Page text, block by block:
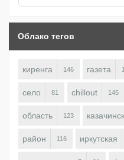
Облако тегов
киренга 146 газета
село 81 chillout 145
область 123
район 116 иркутская